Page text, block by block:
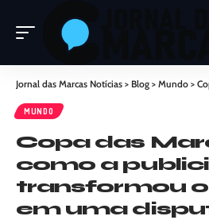
Jornal das Marcas Notícias > Blog > Mundo > Copa
MUNDO
Copa das
como a
transformou
em uma